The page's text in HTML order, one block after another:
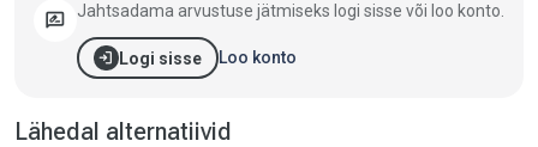
rate_review Jahtsadama arvustuse jätmiseks logi sisse või loo konto.
login Logi sisse Loo konto
Lähedal alternatiivid